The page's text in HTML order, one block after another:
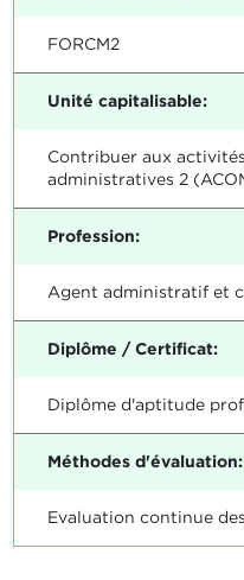
FORCM2
Unité capitalisable:
Contribuer aux
administratives 2
Profession:
Agent administratif et
Diplôme / Certificat:
Diplôme d'aptitude
Méthodes d'évaluation:
Evaluation continue